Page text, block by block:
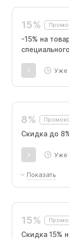
15%
-15% на
Уже
8%
Скидка до
Уже
Показать
покупки
15%
Скидка 15%